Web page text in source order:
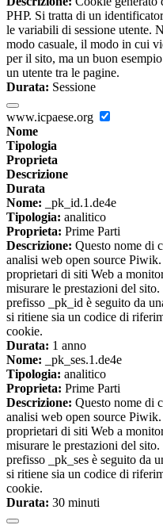
PHP. Si tratta di un
le variabili di sessione utente.
modo casuale, il modo in cui
per il sito, ma un buon
un utente tra le pagine.
Durata: Sessione
www.icpaese.org
Nome
Tipologia
Proprieta
Descrizione
Durata
Nome: _pk_id.1.de4e
Tipologia: analitico
Proprieta: Prime Parti
Descrizione: Questo nome di
analisi web open source
proprietari di siti Web a
misurare le prestazioni del
prefisso _pk_id è seguito da
si ritiene sia un codice di
cookie.
Durata: 1 anno
Nome: _pk_ses.1.de4e
Tipologia: analitico
Proprieta: Prime Parti
Descrizione: Questo nome di
analisi web open source
proprietari di siti Web a
misurare le prestazioni del
prefisso _pk_ses è seguito da
si ritiene sia un codice di
cookie.
Durata: 30 minuti